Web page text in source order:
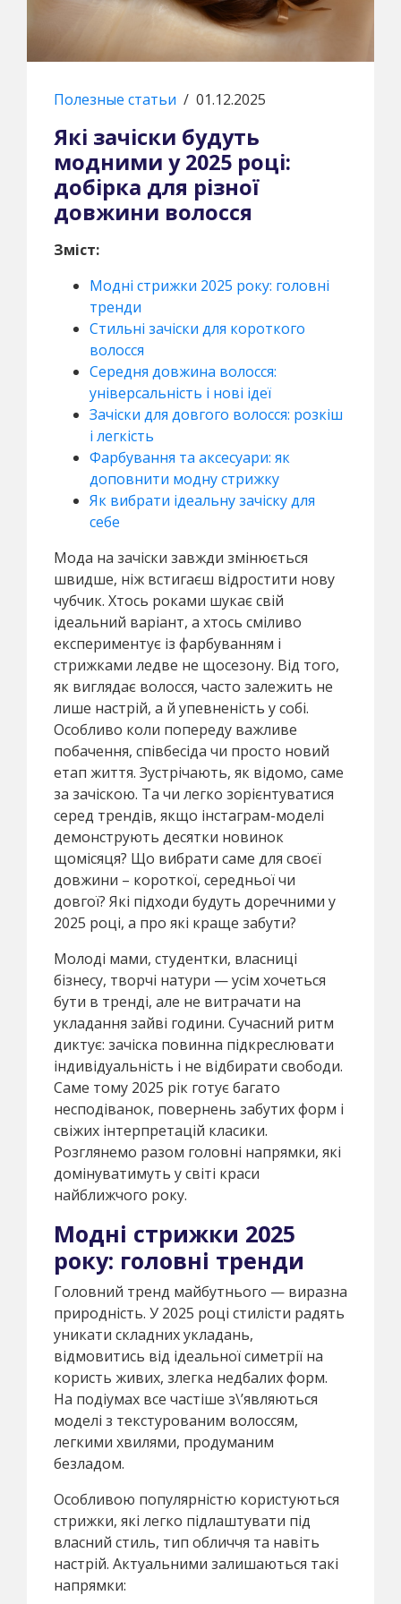
Полезные статьи / 01.12.2025
Які зачіски будуть
модними у 2025 році:
добірка для різної
довжини волосся
Зміст:
Модні стрижки 2025 року: головні
тренди
Стильні зачіски для короткого
волосся
Середня довжина волосся:
універсальність і нові ідеї
Зачіски для довгого волосся: розкіш
і легкість
Фарбування та аксесуари: як
доповнити модну стрижку
Як вибрати ідеальну зачіску для
себе
Мода на зачіски завжди змінюється
швидше, ніж встигаєш відростити нову
чубчик. Хтось роками шукає свій
ідеальний варіант, а хтось сміливо
експериментує із фарбуванням і
стрижками ледве не щосезону. Від того,
як виглядає волосся, часто залежить не
лише настрій, а й упевненість у собі.
Особливо коли попереду важливе
побачення, співбесіда чи просто новий
етап життя. Зустрічають, як відомо, саме
за зачіскою. Та чи легко зорієнтуватися
серед трендів, якщо інстаграм-моделі
демонструють десятки новинок
щомісяця? Що вибрати саме для своєї
довжини – короткої, середньої чи
довгої? Які підходи будуть доречними у
2025 році, а про які краще забути?
Молоді мами, студентки, власниці
бізнесу, творчі натури — усім хочеться
бути в тренді, але не витрачати на
укладання зайві години. Сучасний ритм
диктує: зачіска повинна підкреслювати
індивідуальність і не відбирати свободи.
Саме тому 2025 рік готує багато
несподіванок, повернень забутих форм і
свіжих інтерпретацій класики.
Розглянемо разом головні напрямки, які
домінуватимуть у світі краси
найближчого року.
Модні стрижки 2025
року: головні тренди
Головний тренд майбутнього — виразна
природність. У 2025 році стилісти радять
уникати складних укладань,
відмовитись від ідеальної симетрії на
користь живих, злегка недбалих форм.
На подіумах все частіше з\’являються
моделі з текстурованим волоссям,
легкими хвилями, продуманим
безладом.
Особливою популярністю користуються
стрижки, які легко підлаштувати під
власний стиль, тип обличчя та навіть
настрій. Актуальними залишаються такі
напрямки: